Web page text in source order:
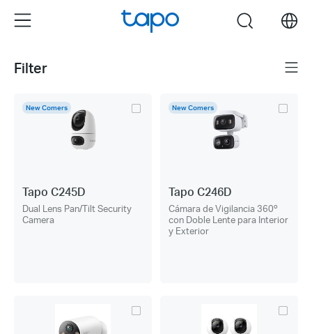
the
Menu search
Filter Menú.
New Comers
Tapo C245D
Dual Lens Pan/Tilt Security
Camera
New Comers
Tapo C246D
Cámara de Vigilancia 360º
con Doble Lente para Interior
y Exterior